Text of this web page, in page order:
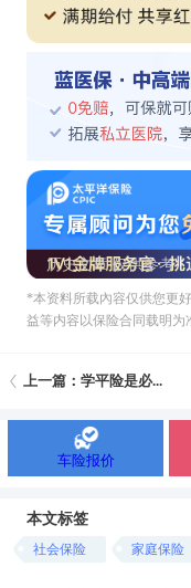
*本资料所载內容仅供您更
益等内容以保险合同载明
上一篇：学平险是必...
车险报价
本文标签
社会保险 家庭保险